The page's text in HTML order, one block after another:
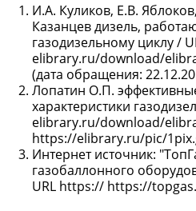
И.А. Куликов, Е.В.
Казанцев дизель,
газодизельному циклу /
elibrary.ru/download/
(дата обращения:
Лопатин О.П.
характеристики
elibrary.ru/download/
https://elibrary.ru/pic/
Интернет источник:
газобаллонного
URL https:// https://